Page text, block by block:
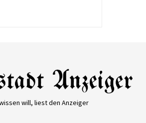
will, liest den Anzeiger